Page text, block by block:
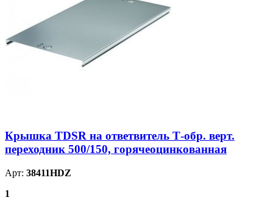
Крышка TDSR на ответвитель Т-обр. верт.
переходник 500/150, горячеоцинкованная
Арт: 38411HDZ
1